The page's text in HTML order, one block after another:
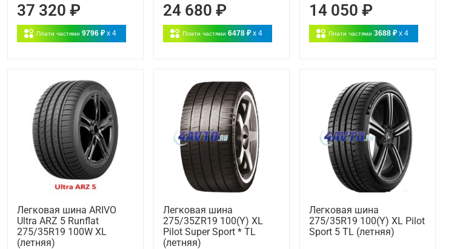
37 320 ₽
Плати частями 9796 ₽ x 4
24 680 ₽
Плати частями 6478 ₽ x 4
14 050 ₽
Плати частями 3688 ₽ x 4
Легковая шина ARIVO
Ultra ARZ 5 Runflat
275/35R19 100W XL
(летняя)
Легковая шина
275/35ZR19 100(Y) XL
Pilot Super Sport * TL
(летняя)
Легковая шина
275/35R19 100(Y) XL Pilot
Sport 5 TL (летняя)